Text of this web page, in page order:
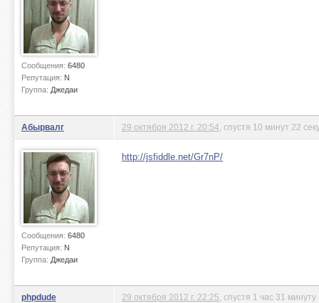
Сообщения: 6480
Репутация: N
Группа: Джедаи
Абырвалг
Сообщения: 6480
Репутация: N
Группа: Джедаи
29 октября 2012 г. 20:54 , спустя 10 минут 22
http://jsfiddle.net/Gr7nP/
phpdude 29 октября 2012 г. 22:25 , спустя 1 час 31